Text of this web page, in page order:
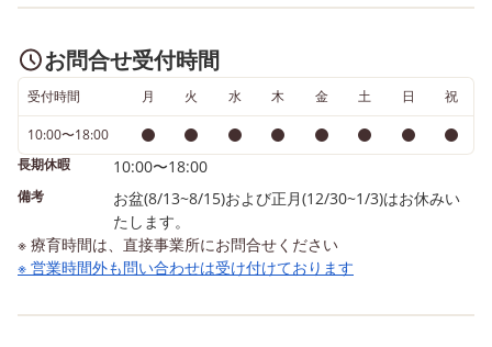
後デイサービス マカロンに
0562-56-2525 FAX 0562-56-
2575
きると、次から次へとた
た、ボールペンの組み立
ハマりスタッフの持って
ボールペンを分解・組み
プを開いて楽しんでいる
ので、少しでも器用に動
細かなことができるよう
るといいなと思います。
お問合せ受付時間
受付時間 月 火 水 木 金 土 日 祝
10:00〜18:00
長期休暇
10:00〜18:00
備考
お盆(8/13~8/15)および正月(12/30~1/3)はお休みい
たします。
※ 療育時間は、直接事業所にお問合せください
※ 営業時間外も問い合わせは受け付けております